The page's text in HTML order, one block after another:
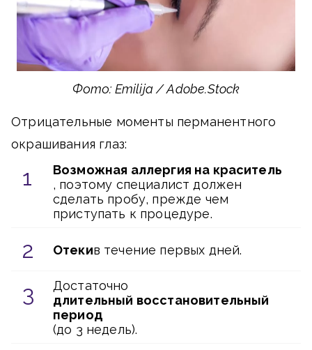
Фото: Emilija / Adobe.Stock
Отрицательные моменты перманентного
окрашивания глаз:
Возможная аллергия на краситель
, поэтому специалист должен
сделать пробу, прежде чем
приступать к процедуре.
Отекив течение первых дней.
Достаточно
длительный восстановительный
период
(до 3 недель).